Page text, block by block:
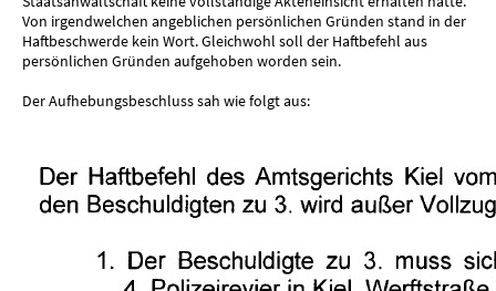
Von irgendwelchen angeblichen persönlichen Gründen stand in der
Haftbeschwerde kein Wort. Gleichwohl soll der Haftbefehl aus
persönlichen Gründen aufgehoben worden sein.
Der Aufhebungsbeschluss sah wie folgt aus: